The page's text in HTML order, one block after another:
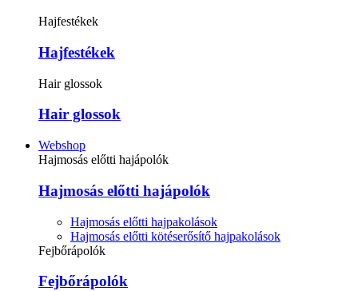
Hajfestékek
Hajfestékek
Hair glossok
Hair glossok
Webshop
Hajmosás előtti hajápolók
Hajmosás előtti hajápolók
Hajmosás előtti hajpakolások
Hajmosás előtti kötéserősítő hajpakolások
Fejbőrápolók
Fejbőrápolók